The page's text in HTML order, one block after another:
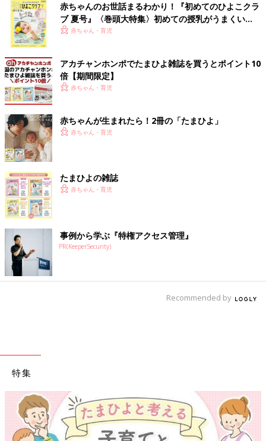
赤ちゃんのお世話まるわかり！『初めてのひよこクラ
ブ 夏号』〈巻頭大特集〉初めての授乳がうまくい
く！ おっぱい・ミルクの基本と夏のトラブル 解決テ
赤ちゃん・育児
アカチャンホンポでたまひよ雑誌を買うとポイント10
倍【期間限定】
赤ちゃん・育児
赤ちゃんが生まれたら！2冊の「たまひよ」
赤ちゃん・育児
たまひよの雑誌
赤ちゃん・育児
事例から学ぶ『特権アクセス管理』
PR(KeeperSecurity)
Recommended by
特集